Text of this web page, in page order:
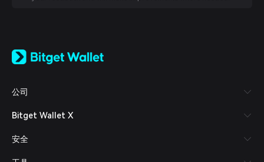
日本語
Español (Latinoamérica)
Italiano
Deutsch
公司
Bitget Wallet X
安全